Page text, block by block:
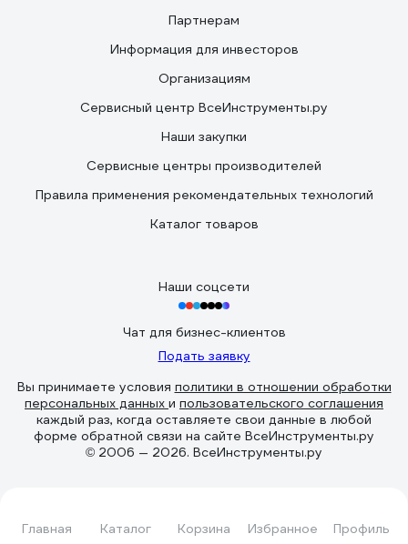
Главная Каталог Корзина Избранное Профиль
Партнерам
Информация для инвесторов
Организациям
Сервисный центр ВсеИнструменты.ру
Наши закупки
Сервисные центры производителей
Правила применения рекомендательных технологий
Каталог товаров
Наши соцсети
Чат для бизнес-клиентов
Подать заявку
Вы принимаете условия политики в отношении обработки
персональных данных и пользовательского соглашения
каждый раз, когда оставляете свои данные в любой
форме обратной связи на сайте ВсеИнструменты.ру
© 2006 — 2026. ВсеИнструменты.ру